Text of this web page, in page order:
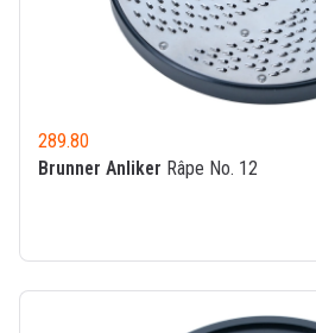
289.80
Brunner Anliker Râpe No. 12